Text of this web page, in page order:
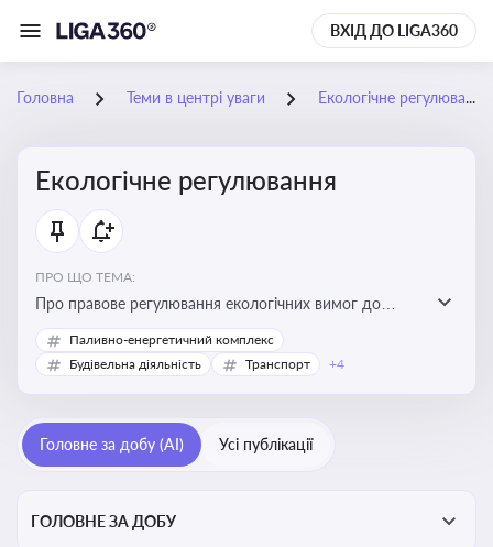
ВХІД ДО LIGA360
Головна Теми в центрі уваги Екологічне регулювання
Екологічне регулювання
ПРО ЩО ТЕМА:
Про правове регулювання екологічних вимог до
виробництв, включно з дозволами, перевірками,
стандартами викидів і гармонізацією з
Паливно-енергетичний комплекс
Будівельна діяльність
Транспорт +4
Головне за добу (AI) Усі публікації
ГОЛОВНЕ ЗА ДОБУ